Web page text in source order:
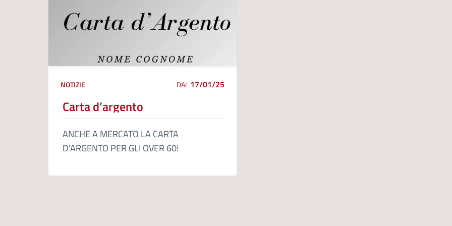
NOTIZIE DAL17/01/25
Carta d’argento
ANCHE A MERCATO LA CARTA
D'ARGENTO PER GLI OVER 60!